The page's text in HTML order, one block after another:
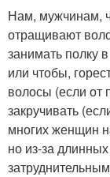
Нам, мужчинам,
отращивают
занимать полку
или чтобы,
волосы (если от
закручивать
многих женщин
но из-за